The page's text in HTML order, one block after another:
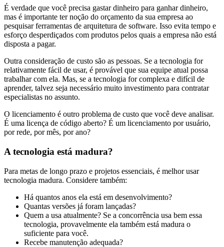
É verdade que você precisa gastar dinheiro para ganhar dinheiro,
mas é importante ter noção do orçamento da sua empresa ao
pesquisar ferramentas de arquitetura de software. Isso evita tempo e
esforço desperdiçados com produtos pelos quais a empresa não está
disposta a pagar.
Outra consideração de custo são as pessoas. Se a tecnologia for
relativamente fácil de usar, é provável que sua equipe atual possa
trabalhar com ela. Mas, se a tecnologia for complexa e difícil de
aprender, talvez seja necessário muito investimento para contratar
especialistas no assunto.
O licenciamento é outro problema de custo que você deve analisar.
É uma licença de código aberto? É um licenciamento por usuário,
por rede, por mês, por ano?
A tecnologia está madura?
Para metas de longo prazo e projetos essenciais, é melhor usar
tecnologia madura. Considere também:
Há quantos anos ela está em desenvolvimento?
Quantas versões já foram lançadas?
Quem a usa atualmente? Se a concorrência usa bem essa
tecnologia, provavelmente ela também está madura o
suficiente para você.
Recebe manutenção adequada?